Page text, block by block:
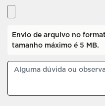
Envio de arquivo no
tamanho máximo é 5 MB.